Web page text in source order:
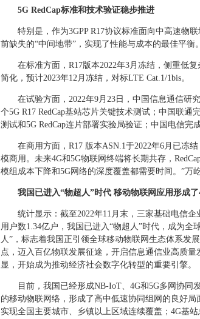
5G RedCap标准和技术验证稳步推进
特别是，作为3GPP R17协议标准面向中高速物
前缺失的“中间地带”，实现了性能与成本的最佳平衡
在标准方面，R17版本2022年3月冻结，侧重低
简化，预计2023年12月冻结，对标LTE Cat.1/1bis。
在试验方面，2022年9月23日，中国信息通信研
个5G R17 RedCap基站芯片关键技术测试；中国联通
测试和5G RedCap连片部署实验局验证；中国电信完
在商用方面，R17 版本ASN.1于2022年6月已冻
模商用。未来4G和5G物联网终端将长期共存，
模组成本下降和5G网络的深度覆盖都需要时间。”万屹
我国已进入“物超人”时代 移动物联网应用形成了
统计显示：截至2022年11月末，三家基础电信
用户数1.34亿户，我国已进入“物超人”时代，成为全
人”，标志着我国正引领全球移动物联网生态体系发
点，迈入百亿物联发展征途，开启信息通信业高质
显，开始成为推动经济社会数字化转型的重要引擎。
目前，我国已经形成NB-IoT、4G和5G多网协
的移动物联网络，形成了高中低速协同组网的良好局
实现全国主要城市、乡镇以上区域连续覆盖；4G基